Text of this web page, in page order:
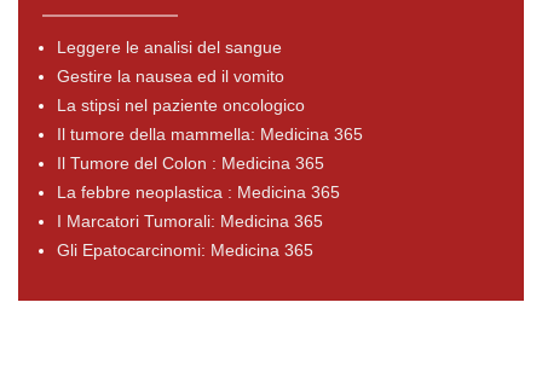
Leggere le analisi del sangue
Gestire la nausea ed il vomito
La stipsi nel paziente oncologico
Il tumore della mammella: Medicina 365
Il Tumore del Colon : Medicina 365
La febbre neoplastica : Medicina 365
I Marcatori Tumorali: Medicina 365
Gli Epatocarcinomi: Medicina 365